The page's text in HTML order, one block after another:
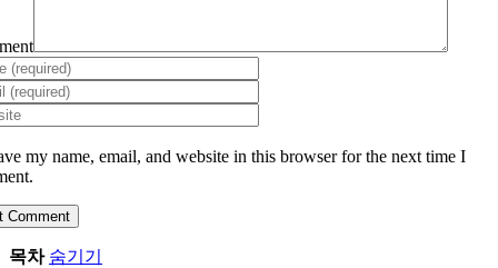
my name, email, and website in this browser for the next time I
목차 숨기기